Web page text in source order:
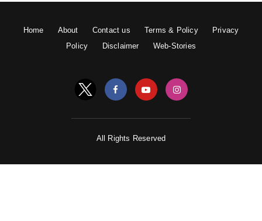
आज भी कई महिलायें अपनी आज़ादी के लिए एक दूसरे का हाथ थामे
Home About Contact us Terms & Policy
Privacy
Policy
Disclaimer Web-Stories
All Rights Reserved